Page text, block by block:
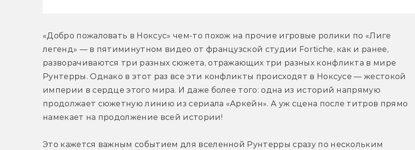
«Добро пожаловать в Ноксус» чем-то похож на прочие игровые ролики по «Лиге
легенд» — в пятиминутном видео от французской студии Fortiche, как и ранее,
разворачиваются три разных сюжета, отражающих три разных конфликта в мире
Рунтерры. Однако в этот раз все эти конфликты происходят в Ноксусе — жестокой
империи в сердце этого мира. И даже более того: одна из историй напрямую
продолжает сюжетную линию из сериала «Аркейн». А уж сцена после титров прямо
намекает на продолжение всей истории!
Это кажется важным событием для вселенной Рунтерры сразу по нескольким